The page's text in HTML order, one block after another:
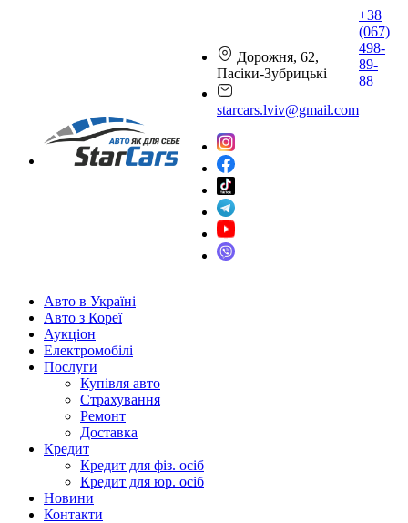
Дорожня, 62,
Пасіки-Зубрицькі
starcars.lviv@gmail.com
+38
(067)
498-
89-
88
Авто в Україні
Авто з Кореї
Аукціон
Електромобілі
Послуги
Купівля авто
Страхування
Ремонт
Доставка
Кредит
Кредит для фіз. осіб
Кредит для юр. осіб
Новини
Контакти